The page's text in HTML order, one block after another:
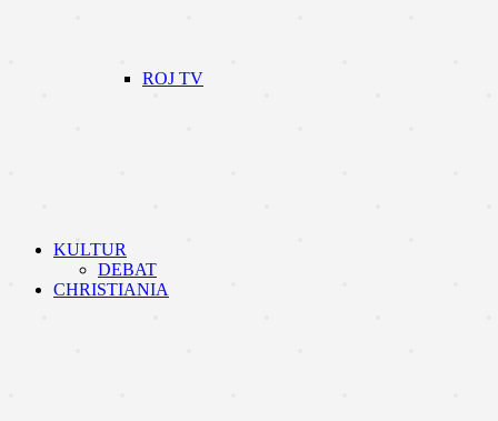
ROJ TV
KULTUR
DEBAT
CHRISTIANIA